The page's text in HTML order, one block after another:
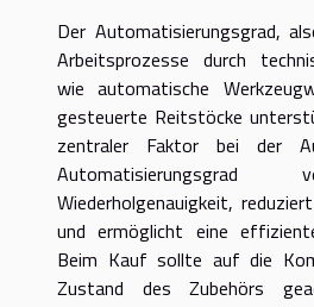
Der Automatisierungsgrad,
Arbeitsprozesse durch
wie automatische
gesteuerte Reitstöcke
zentraler Faktor bei der
Wiederholgenauigkeit,
und ermöglicht eine
Beim Kauf sollte auf die
Zustand des Zubehörs